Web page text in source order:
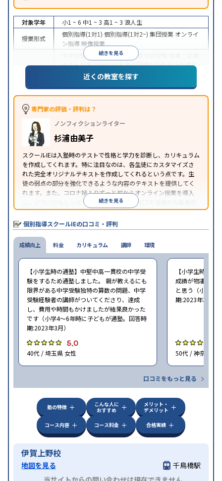
続きを見る
対象学年 小1 ~ 6 中1 ~ 3 高1 ~ 3 浪人生
授業形式
個別指導(1対1) 個別指導(1対2~) 集団授業 オンライ
ン指導 映像授業
中学受験 高校受験大学受験 医学部受験
テスト対策内申点対策学習習慣の定着総合型選抜
(旧AO)対策 推薦入試対策学校別特化対策
中高一貫校生に対応
可能季節講習のみの受講可
※2023年3月調査。小学校高学年の個別指導塾アンケート調査方法
近くの教室を探す
専門家の評価・評判は？
ノンフィクションライター
杉浦由美子
スクールIEは入塾時のテストで性格と学力を診断し、カリキュラム
を作成してくれます。特に注目なのは、各生徒にカスタマイズさ
れた完全オリジナルテキストを作成してくれるという点です。生
徒の弱点の部分を強化できるような内容のテキストを提供してく
れます。また、コロナ禍よりずっと前からオンライン授業を導入
し、ノウハウもしっかりとしています。AIやICTの活用の先駆者的
な個別指導塾です。
続きを見る
個別指導スクールIEの口コミ・評判
成績向上
【小学生時の通塾】中堅中高一貫校の中学受
験をするため通塾しました。 親が教えるにも
限界がある中学受験独特の算数の問題、中学
受験経験者の講師がついてくださり、達成
し、費用や時間もかけましたが結果良かった
です（小学4〜6年時に子どもが通塾。回答時
期:2023年3月）
5.0
40代 / 埼玉県 女性
【小学生時の通
成績が物凄く悪
と思う（小学6
期:2023年3月）
50代 / 神奈川県
口コミをもっと見る
料金 カリキュラム 講師 環境
塾の特徴
こんな人に
おすすめ
メリット・
デメリット
コース内容
コース料金 合格実績
伊賀上野校
地図を見る
千鳥橋駅